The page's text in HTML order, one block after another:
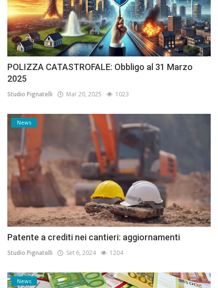
POLIZZA CATASTROFALE: Obbligo al 31 Marzo
2025
Studio Pignatelli Mar 20, 2025 1023
News
Patente a crediti nei cantieri: aggiornamenti
Studio Pignatelli Set 6, 2024 1204
News